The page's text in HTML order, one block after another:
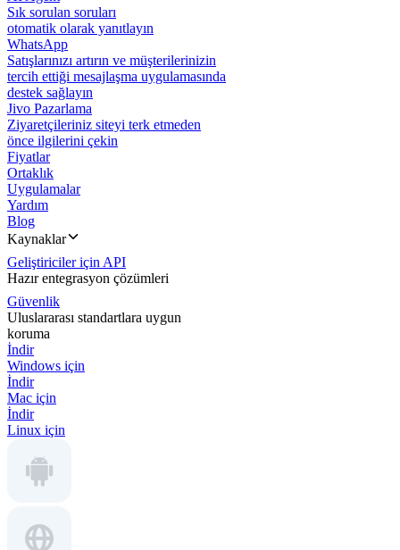
Sık sorulan soruları
otomatik olarak yanıtlayın
WhatsApp
Satışlarınızı artırın ve müşterilerinizin
tercih ettiği mesajlaşma uygulamasında
destek sağlayın
Jivo Pazarlama
Ziyaretçileriniz siteyi terk etmeden
önce ilgilerini çekin
Fiyatlar
Ortaklık
Uygulamalar
Yardım
Blog
Kaynaklar
Geliştiriciler için API
Hazır entegrasyon çözümleri
Güvenlik
Uluslararası standartlara uygun
koruma
İndir
Windows için
İndir
Mac için
İndir
Linux için